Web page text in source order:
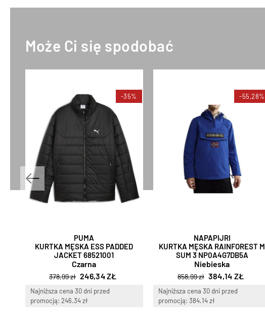
Może Ci się spodobać
-35%
PUMA
KURTKA MĘSKA ESS PADDED
JACKET 68521001
Czarna
378,99 zł 246,34 ZŁ
Najniższa cena 30 dni przed
promocją: 246.34 zł
-55,28%
NAPAPIJRI
KURTKA MĘSKA RAINFOREST M
SUM 3 NP0A4G7DB5A
Niebieska
858,99 zł 384,14 ZŁ
Najniższa cena 30 dni przed
promocją: 384.14 zł